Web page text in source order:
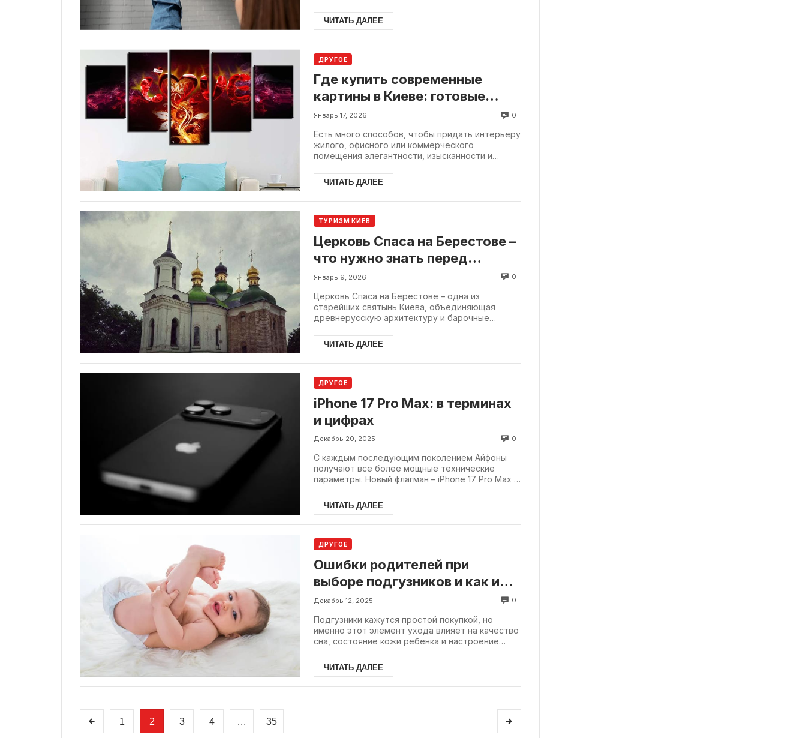
ЧИТАТЬ ДАЛЕЕ
ДРУГОЕ
Где купить современные
картины в Киеве: готовые
работы и авторские полотна
на заказ
Январь 17, 2026 0
Есть много способов, чтобы придать интерьеру
жилого, офисного или коммерческого
помещения элегантности, изысканности и
ЧИТАТЬ ДАЛЕЕ
ТУРИЗМ КИЕВ
Церковь Спаса на Берестове –
что нужно знать перед
визитом?
Январь 9, 2026 0
Церковь Спаса на Берестове – одна из
старейших святынь Киева, объединяющая
древнерусскую архитектуру и барочные
ЧИТАТЬ ДАЛЕЕ
ДРУГОЕ
iPhone 17 Pro Max: в терминах
и цифрах
Декабрь 20, 2025 0
С каждым последующим поколением Айфоны
получают все более мощные технические
параметры. Новый флагман – iPhone 17 Pro Max –
ЧИТАТЬ ДАЛЕЕ
ДРУГОЕ
Ошибки родителей при
выборе подгузников и как их
избежать
Декабрь 12, 2025 0
Подгузники кажутся простой покупкой, но
именно этот элемент ухода влияет на качество
сна, состояние кожи ребенка и настроение
ЧИТАТЬ ДАЛЕЕ
1 2 3 4 … 35